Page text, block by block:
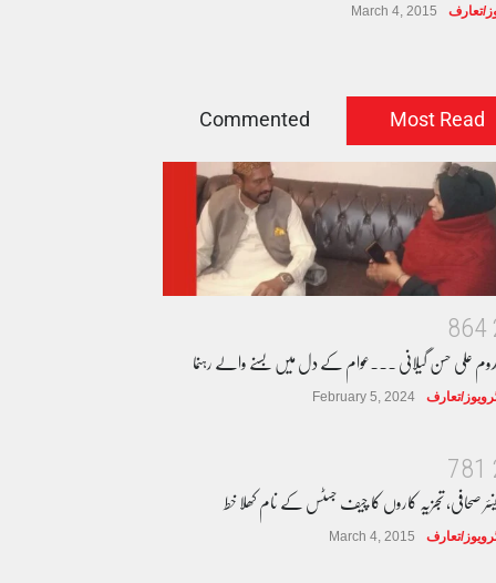
تعارف March 4, 2015
Most Read
Commented
4
6
8
علی حسن گیلانی ۔۔۔عوام کے دل میں بسنے والے رہنما
تعارف February 5, 2024
1
8
7
صحافی، تجزیہ کاروں کا چیف جسٹس کے نام کھلا خط
تعارف March 4, 2015